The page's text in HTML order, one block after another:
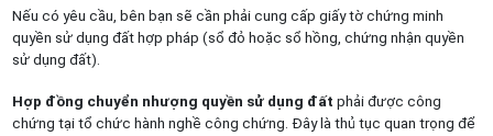
Nếu có yêu cầu, bên bạn sẽ cần phải cung cấp giấy tờ chứng minh
quyền sử dụng đất hợp pháp (sổ đỏ hoặc sổ hồng, chứng nhận quyền
sử dụng đất).
Hợp đồng chuyển nhượng quyền sử dụng đất phải được công
chứng tại tổ chức hành nghề công chứng. Đây là thủ tục quan trọng để